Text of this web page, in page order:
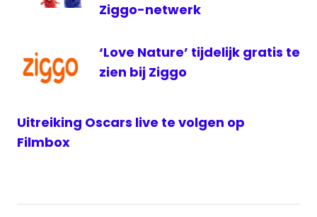
Ziggo-netwerk
‘Love Nature’ tijdelijk gratis te
zien bij Ziggo
Uitreiking Oscars live te volgen op
Filmbox